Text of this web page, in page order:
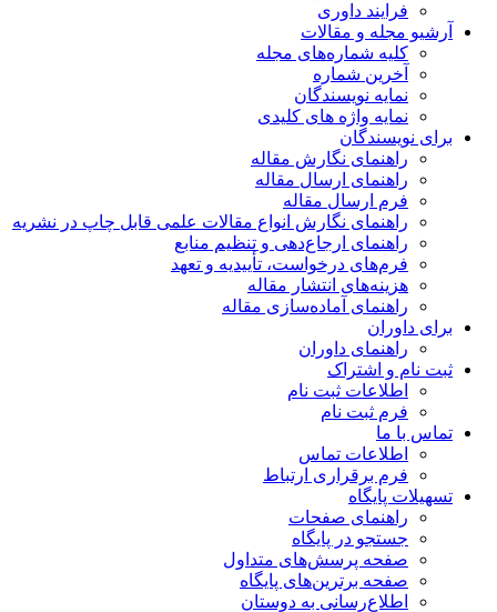
فرایند داوری
مجله و مقالات
کلیه شماره‌های مجله
آخرین شماره
نمایه نویسندگان
نمایه واژه های کلیدی
نویسندگان
راهنمای نگارش مقاله
راهنمای ارسال مقاله
فرم ارسال مقاله
راهنمای نگارش انواع مقالات علمی قابل چاپ در نشریه
راهنمای ارجاع‌دهی و تنظیم منابع
فرم‌های درخواست، تأییدیه و تعهد
هزینه‌های انتشار مقاله
راهنمای آماده‌سازی مقاله
داوران
راهنمای داوران
نام و اشتراک
اطلاعات ثبت نام
فرم ثبت نام
با ما
اطلاعات تماس
فرم برقراری ارتباط
پایگاه
راهنمای صفحات
جستجو در پایگاه
صفحه پرسش‌های متداول
صفحه برترین‌های پایگاه
اطلاع‌رسانی به دوستان